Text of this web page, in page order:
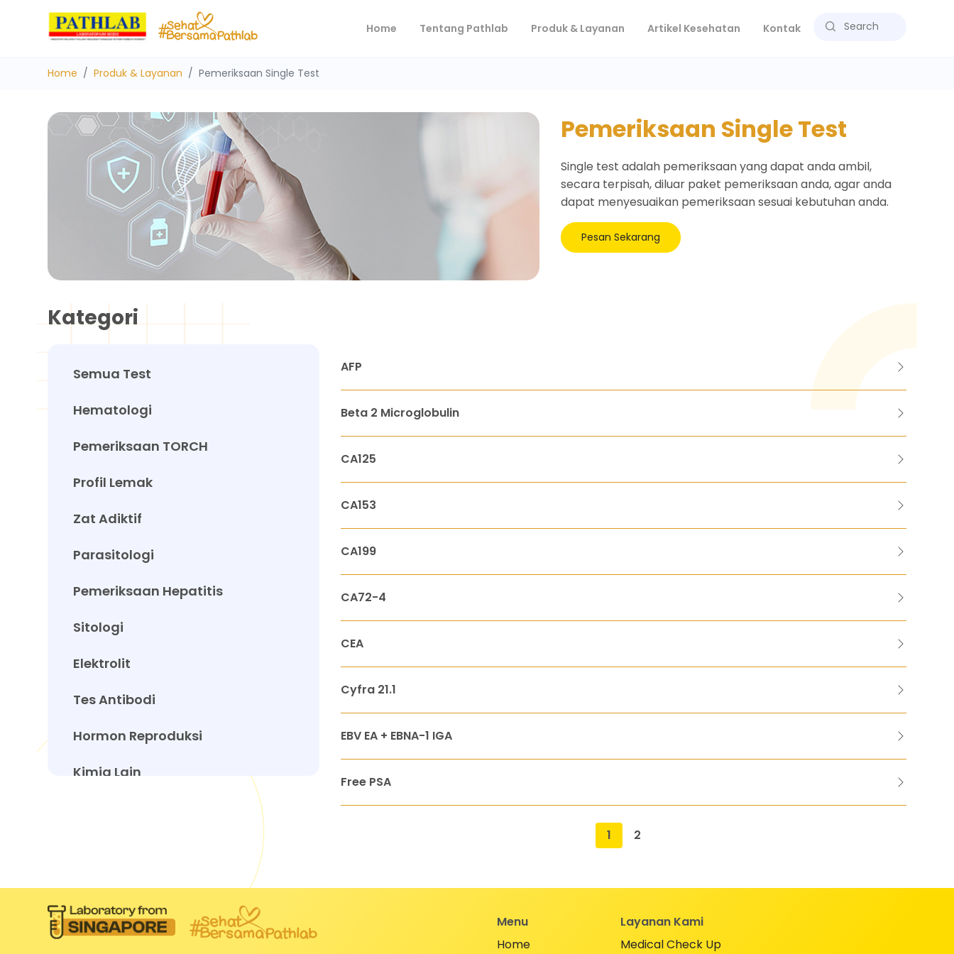
Home (current)
Tentang Pathlab Produk & Layanan Artikel Kesehatan Kontak
Home Produk & Layanan Pemeriksaan Single Test
Pemeriksaan Single Test
Single test adalah pemeriksaan yang dapat anda ambil,
secara terpisah, diluar paket pemeriksaan anda, agar anda
dapat menyesuaikan pemeriksaan sesuai kebutuhan anda.
Pesan Sekarang
Kategori
Semua Test
Hematologi
Pemeriksaan TORCH
Profil Lemak
Zat Adiktif
Parasitologi
Pemeriksaan Hepatitis
Sitologi
Elektrolit
Tes Antibodi
Hormon Reproduksi
Kimia Lain
Urinalisa, Feses, dan Cairan Lain
AFP
Beta 2 Microglobulin
CA125
CA153
CA199
CA72-4
CEA
Cyfra 21.1
EBV EA + EBNA-1 IGA
Free PSA
1 2
Menu
Home
Layanan Kami
Medical Check Up